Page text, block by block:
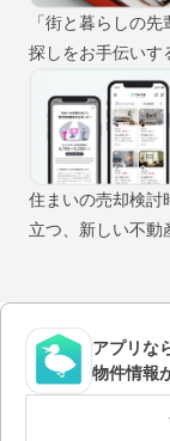
「街と暮らしの
探しをお手伝いす
住まいの売却検討
立つ、新しい不動
アプリな
物件情報